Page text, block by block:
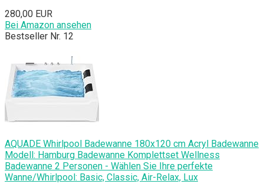
280,00 EUR
Bei Amazon ansehen
Bestseller Nr. 12
AQUADE Whirlpоol Badewanne 180x120 cm Acryl Badewanne
Modell: Hamburg Badеwanne Komplettset Wellness
Badеwanne 2 Personen - Wählen Sie Ihre perfekte
Wanne/Whirlpоol: Basic, Classic, Air-Relax, Lux